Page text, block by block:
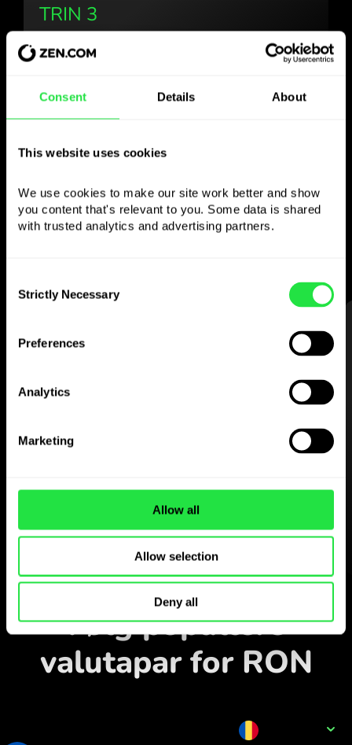
Consent Details About
This website uses cookies
We use cookies to make our site work better and show
you content that's relevant to you. Some data is shared
with trusted analytics and advertising partners.
Selection
Strictly Necessary
Preferences
Analytics
Marketing
Allow all
Allow selection
Deny all
TRIN 3
Brug den valgte
valuta
Send penge til udlandet,
hæv i pengeautomater uden
ZEN.COM-appen gratis
Hent appen
og opret dig på få minutter.
Veksl i appen
Følg populære
valutapar for RON